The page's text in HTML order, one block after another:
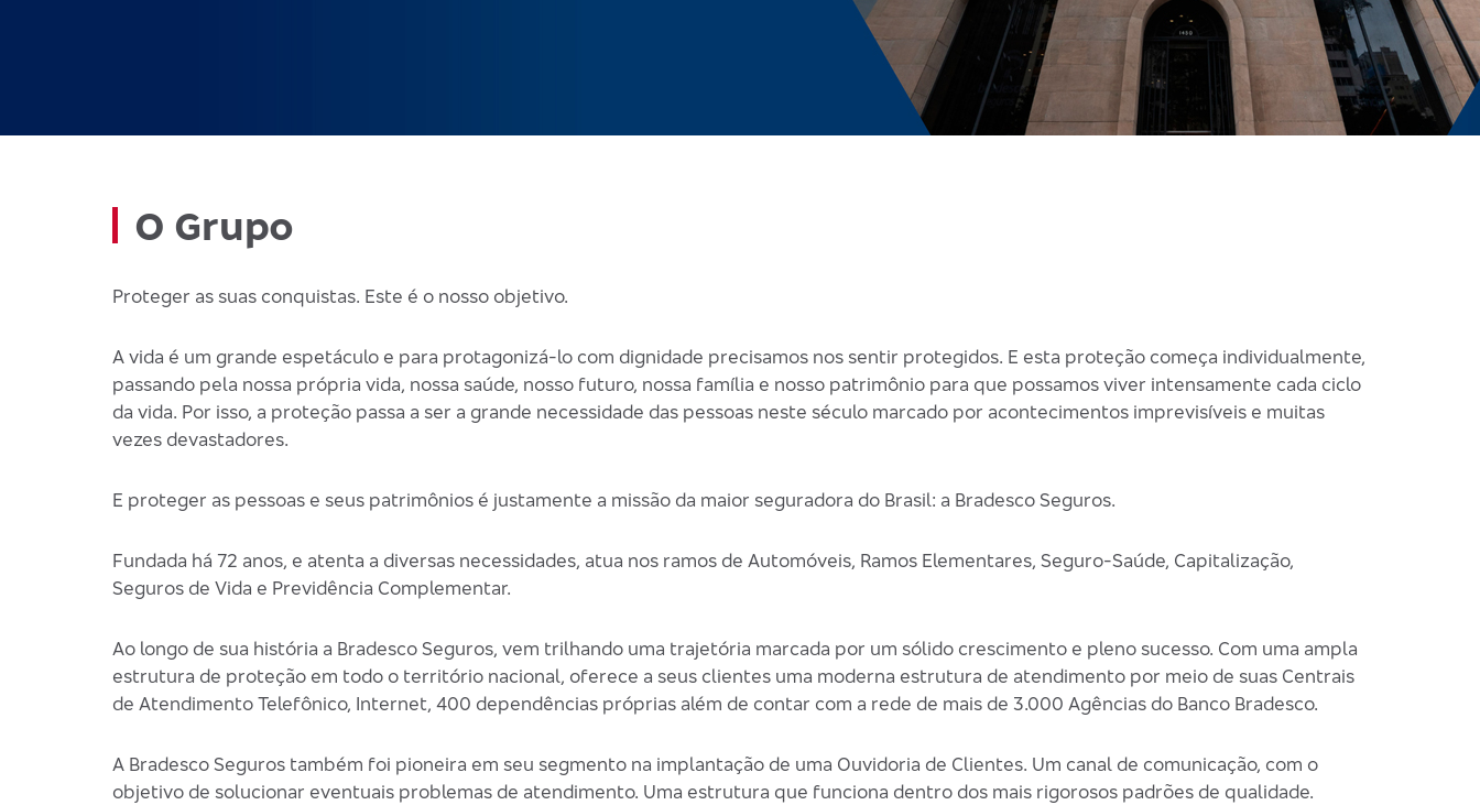
O Grupo
Proteger as suas conquistas. Este é o nosso objetivo.
A vida é um grande espetáculo e para protagonizá-lo com dignidade precisamos nos sentir protegidos. E esta proteção começa individualmente,
passando pela nossa própria vida, nossa saúde, nosso futuro, nossa família e nosso patrimônio para que possamos viver intensamente cada ciclo
da vida. Por isso, a proteção passa a ser a grande necessidade das pessoas neste século marcado por acontecimentos imprevisíveis e muitas
vezes devastadores.
E proteger as pessoas e seus patrimônios é justamente a missão da maior seguradora do Brasil: a Bradesco Seguros.
Fundada há 72 anos, e atenta a diversas necessidades, atua nos ramos de Automóveis, Ramos Elementares, Seguro-Saúde, Capitalização,
Seguros de Vida e Previdência Complementar.
Ao longo de sua história a Bradesco Seguros, vem trilhando uma trajetória marcada por um sólido crescimento e pleno sucesso. Com uma ampla
estrutura de proteção em todo o território nacional, oferece a seus clientes uma moderna estrutura de atendimento por meio de suas Centrais
de Atendimento Telefônico, Internet, 400 dependências próprias além de contar com a rede de mais de 3.000 Agências do Banco Bradesco.
A Bradesco Seguros também foi pioneira em seu segmento na implantação de uma Ouvidoria de Clientes. Um canal de comunicação, com o
objetivo de solucionar eventuais problemas de atendimento. Uma estrutura que funciona dentro dos mais rigorosos padrões de qualidade.